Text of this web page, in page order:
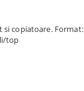
copiatoare. Format:
top